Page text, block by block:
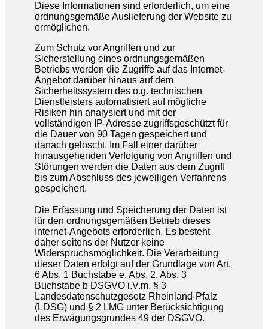
Diese Informationen sind erforderlich, um eine
ordnungsgemäße Auslieferung der Website zu
ermöglichen.
Zum Schutz vor Angriffen und zur
Sicherstellung eines ordnungsgemäßen
Betriebs werden die Zugriffe auf das Internet-
Angebot darüber hinaus auf dem
Sicherheitssystem des o.g. technischen
Dienstleisters automatisiert auf mögliche
Risiken hin analysiert und mit der
vollständigen IP-Adresse zugriffsgeschützt für
die Dauer von 90 Tagen gespeichert und
danach gelöscht. Im Fall einer darüber
hinausgehenden Verfolgung von Angriffen und
Störungen werden die Daten aus dem Zugriff
bis zum Abschluss des jeweiligen Verfahrens
gespeichert.
Die Erfassung und Speicherung der Daten ist
für den ordnungsgemäßen Betrieb dieses
Internet-Angebots erforderlich. Es besteht
daher seitens der Nutzer keine
Widerspruchsmöglichkeit. Die Verarbeitung
dieser Daten erfolgt auf der Grundlage von Art.
6 Abs. 1 Buchstabe e, Abs. 2, Abs. 3
Buchstabe b DSGVO i.V.m. § 3
Landesdatenschutzgesetz Rheinland-Pfalz
(LDSG) und § 2 LMG unter Berücksichtigung
des Erwägungsgrundes 49 der DSGVO.